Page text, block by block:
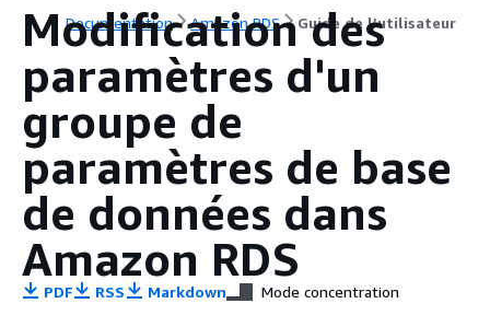
Documentation Amazon RDS Guide de l’utilisateur
Modification des
paramètres d'un
groupe de
paramètres de base
de données dans
Amazon RDS
PDF RSS Markdown Mode concentration